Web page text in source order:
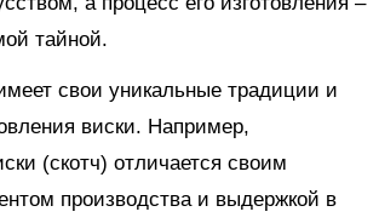
тайной.
свои уникальные традиции и
виски. Например,
(скотч) отличается своим
производства и выдержкой в